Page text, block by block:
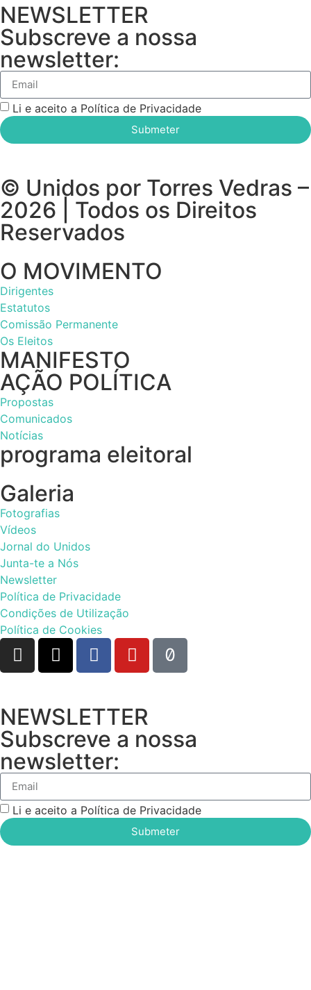
NEWSLETTER
Subscreve a nossa
newsletter:
Li e aceito a Política de Privacidade
Submeter
© Unidos por Torres Vedras –
2026 | Todos os Direitos
Reservados
O MOVIMENTO
Dirigentes
Estatutos
Comissão Permanente
Os Eleitos
MANIFESTO
AÇÃO POLÍTICA
Propostas
Comunicados
Notícias
programa eleitoral
Galeria
Fotografias
Vídeos
Jornal do Unidos
Junta-te a Nós
Newsletter
Política de Privacidade
Condições de Utilização
Política de Cookies
NEWSLETTER
Subscreve a nossa
newsletter:
Li e aceito a Política de Privacidade
Submeter